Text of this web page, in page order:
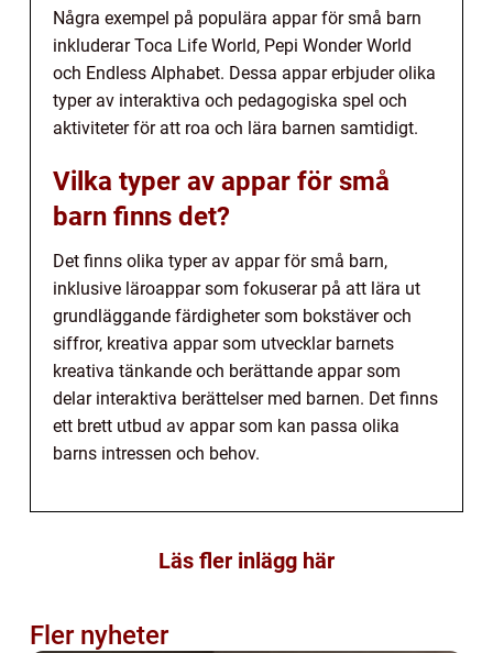
Några exempel på populära appar för små barn
inkluderar Toca Life World, Pepi Wonder World
och Endless Alphabet. Dessa appar erbjuder olika
typer av interaktiva och pedagogiska spel och
aktiviteter för att roa och lära barnen samtidigt.
Vilka typer av appar för små
barn finns det?
Det finns olika typer av appar för små barn,
inklusive läroappar som fokuserar på att lära ut
grundläggande färdigheter som bokstäver och
siffror, kreativa appar som utvecklar barnets
kreativa tänkande och berättande appar som
delar interaktiva berättelser med barnen. Det finns
ett brett utbud av appar som kan passa olika
barns intressen och behov.
Läs fler inlägg här
Fler nyheter